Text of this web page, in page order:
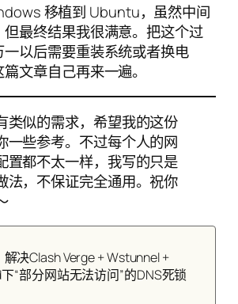
移植到 Ubuntu，虽然中间
最终结果我很满意。把这个过
以后需要重装系统或者换电
文章自己再来一遍。
类似的需求，希望我的这份
一些参考。不过每个人的网
置都不太一样，我写的只是
法，不保证完全通用。祝你
决Clash Verge + Wstunnel +
“部分网站无法访问”的DNS死锁